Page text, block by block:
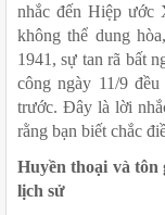
nhắc đến Hiệp ước
không thể dung
1941, sự tan rã bất
công ngày 11/9
trước. Đây là lời
rằng bạn biết chắc
Huyền thoại và
lịch sử